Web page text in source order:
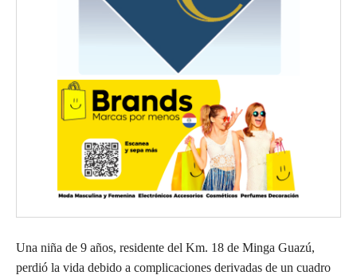
Una niña de 9 años, residente del Km. 18 de Minga Guazú,
perdió la vida debido a complicaciones derivadas de un cuadro